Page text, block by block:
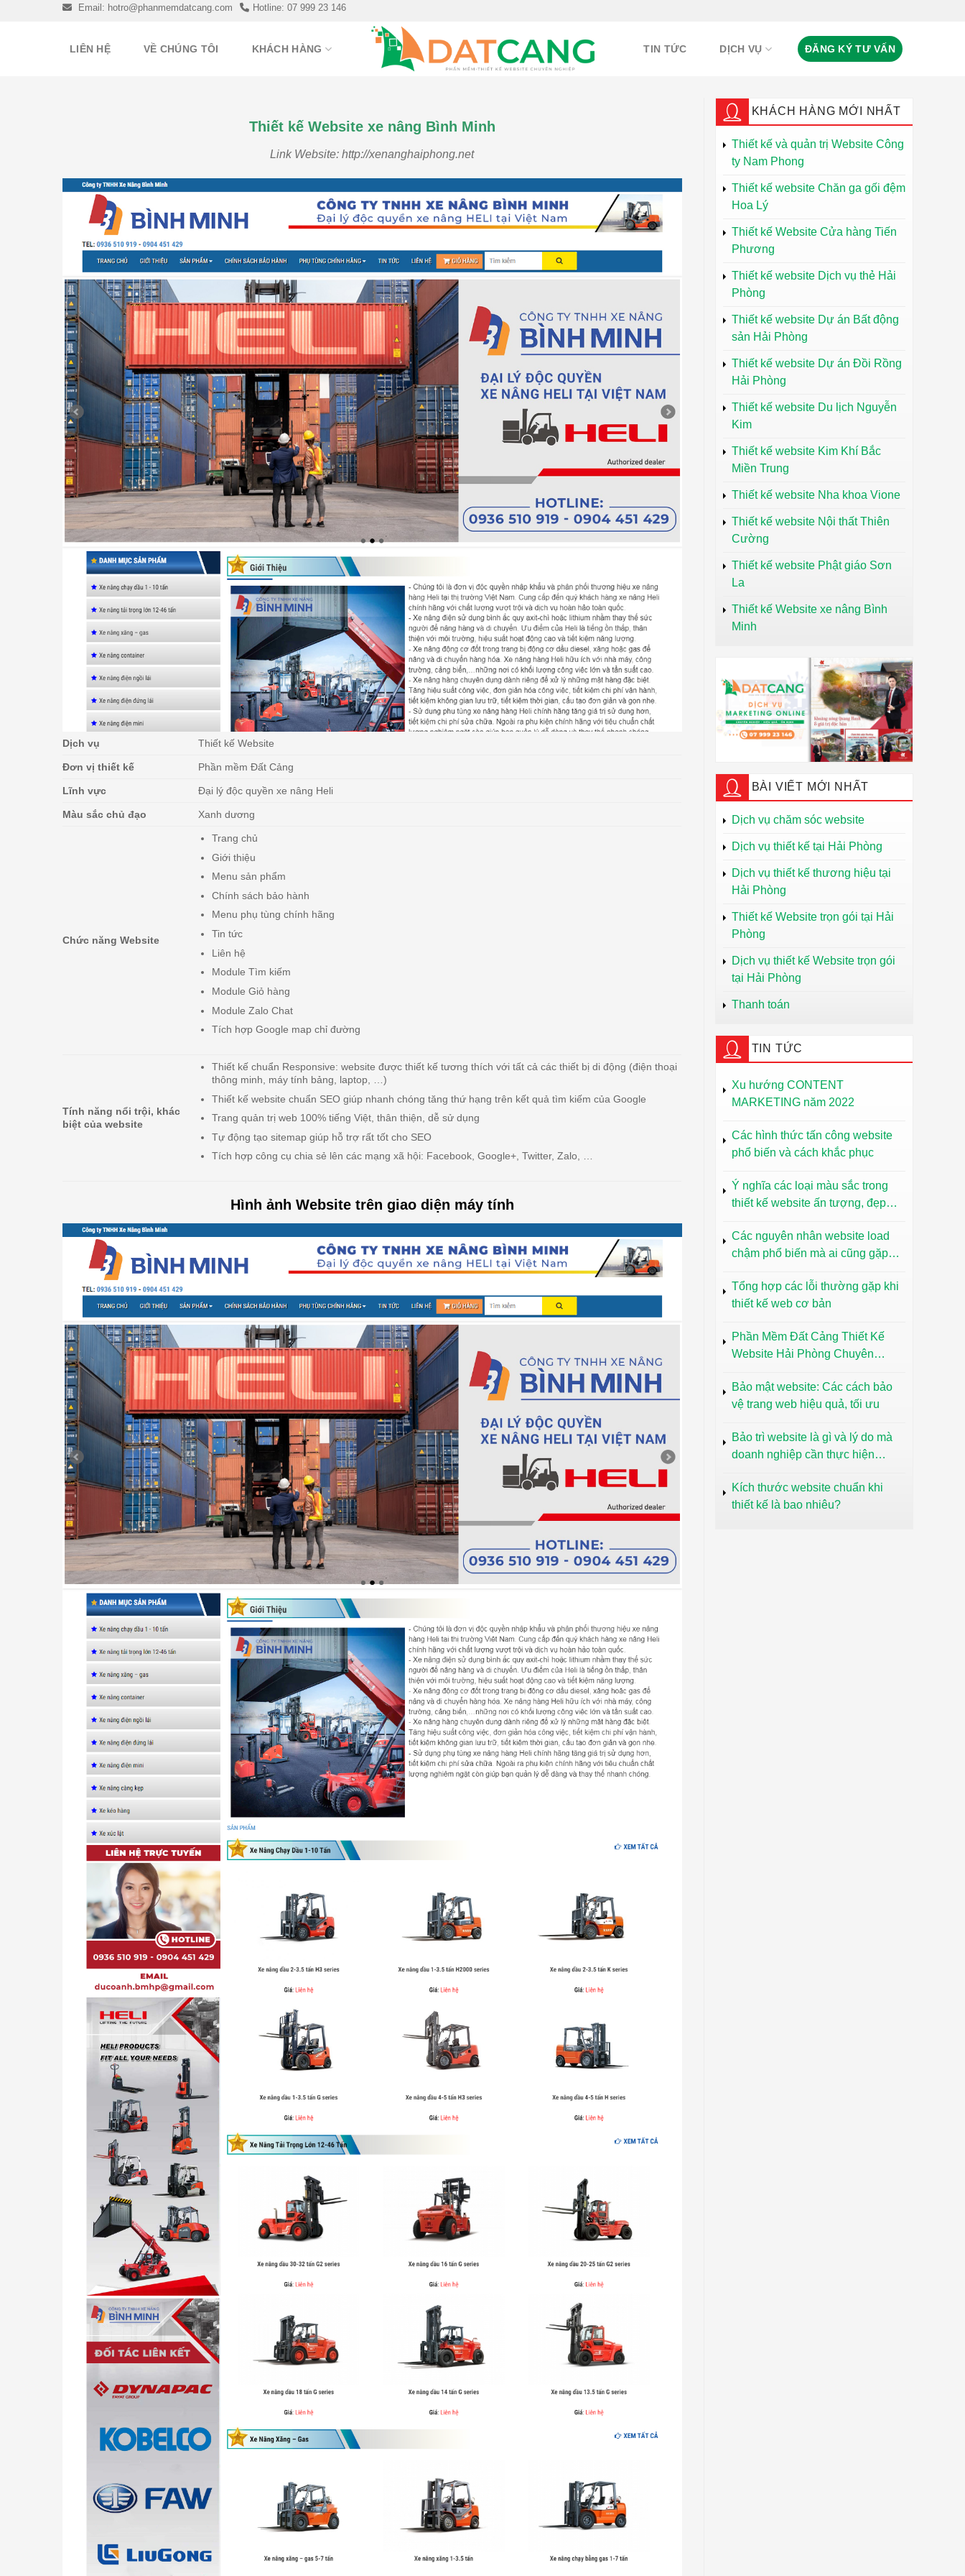
Email: hotro@phanmemdatcang.com Hotline: 07 999 23 146
LIÊN HỆ VỀ CHÚNG TÔI KHÁCH HÀNG TIN TỨC DỊCH VỤ ĐĂNG KÝ TƯ VẤN
Thiết kế Website xe nâng Bình Minh
Link Website: http://xenanghaiphong.net
Dịch vụ Thiết kế Website
Đơn vị thiết kế Phần mềm Đất Cảng
Lĩnh vực Đại lý độc quyền xe nâng Heli
Màu sắc chủ đạo Xanh dương
Chức năng Website
Trang chủ
Giới thiệu
Menu sản phẩm
Chính sách bảo hành
Menu phụ tùng chính hãng
Tin tức
Liên hệ
Module Tìm kiếm
Module Giỏ hàng
Module Zalo Chat
Tích hợp Google map chỉ đường
Tính năng nổi trội, khác
biệt của website
Thiết kế chuẩn Responsive: website được thiết kế tương thích với tất cả các thiết bị di động (điện thoại
thông minh, máy tính bảng, laptop, …)
Thiết kế website chuẩn SEO giúp nhanh chóng tăng thứ hạng trên kết quả tìm kiếm của Google
Trang quản trị web 100% tiếng Việt, thân thiện, dễ sử dụng
Tự động tạo sitemap giúp hỗ trợ rất tốt cho SEO
Tích hợp công cụ chia sẻ lên các mạng xã hội: Facebook, Google+, Twitter, Zalo, …
Hình ảnh Website trên giao diện máy tính
KHÁCH HÀNG MỚI NHẤT
Thiết kế và quản trị Website Công
ty Nam Phong
Thiết kế website Chăn ga gối đệm
Hoa Lý
Thiết kế Website Cửa hàng Tiến
Phương
Thiết kế website Dịch vụ thẻ Hải
Phòng
Thiết kế website Dự án Bất động
sản Hải Phòng
Thiết kế website Dự án Đồi Rồng
Hải Phòng
Thiết kế website Du lịch Nguyễn
Kim
Thiết kế website Kim Khí Bắc
Miền Trung
Thiết kế website Nha khoa Vione
Thiết kế website Nội thất Thiên
Cường
Thiết kế website Phật giáo Sơn
La
Thiết kế Website xe nâng Bình
Minh
BÀI VIẾT MỚI NHẤT
Dịch vụ chăm sóc website
Dịch vụ thiết kế tại Hải Phòng
Dịch vụ thiết kế thương hiệu tại
Hải Phòng
Thiết kế Website trọn gói tại Hải
Phòng
Dịch vụ thiết kế Website trọn gói
tại Hải Phòng
Thanh toán
TIN TỨC
Xu hướng CONTENT
MARKETING năm 2022
Các hình thức tấn công website
phổ biến và cách khắc phục
Ý nghĩa các loại màu sắc trong
thiết kế website ấn tượng, đẹp
Các nguyên nhân website load
chậm phổ biến mà ai cũng gặp
Tổng hợp các lỗi thường gặp khi
thiết kế web cơ bản
Phần Mềm Đất Cảng Thiết Kế
Website Hải Phòng Chuyên
Bảo mật website: Các cách bảo
vệ trang web hiệu quả, tối ưu
Bảo trì website là gì và lý do mà
doanh nghiệp cần thực hiện
Kích thước website chuẩn khi
thiết kế là bao nhiêu?